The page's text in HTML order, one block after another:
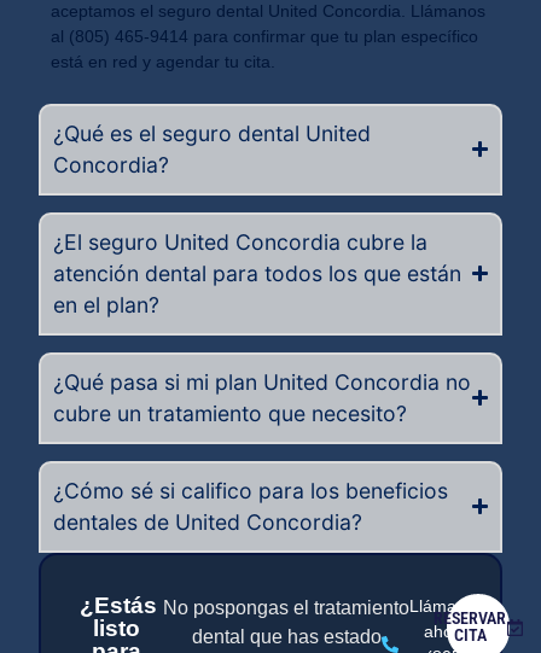
aceptamos el seguro dental United Concordia. Llámanos
al (805) 465-9414 para confirmar que tu plan específico
está en red y agendar tu cita.
¿Qué es el seguro dental United
Concordia?
¿El seguro United Concordia cubre la
atención dental para todos los que están
en el plan?
¿Qué pasa si mi plan United Concordia no
cubre un tratamiento que necesito?
¿Cómo sé si califico para los beneficios
dentales de United Concordia?
¿Estás
listo
No pospongas el tratamiento
dental que has estado
Llámanos
ahora
RESERVAR
CITA